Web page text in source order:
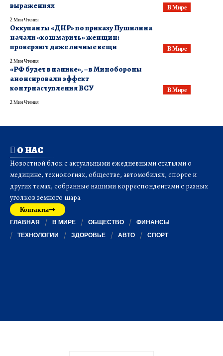
В Мире
выражениях
2 Мин Чтения
В Мире
Оккупанты «ДНР» по приказу Пушилина
начали «кошмарить» женщин:
проверяют даже личные вещи
2 Мин Чтения
В Мире
«РФ будет в панике», – в Минобороны
анонсировали эффект
контрнаступления ВСУ
2 Мин Чтения
О НАС
Новостной блок с актуальными ежедневными статьями о
медицине, технологиях, обществе, автомобилях, спорте и
других темах, собранные нашими корреспондентами с разных
уголков земного шара.
Контакты
ГЛАВНАЯ В МИРЕ ОБЩЕСТВО
ФИНАНСЫ
ТЕХНОЛОГИИ
ЗДОРОВЬЕ АВТО СПОРТ